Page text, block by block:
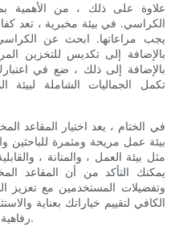
علاوة على ذلك ، من الأهمية
الكراسي. في بيئة مخبرية ، تعد
يجب مراعاتها. ابحث عن
بالإضافة إلى تكديس للتخزين
بالإضافة إلى ذلك ، ضع في
تكمل الجماليات الشاملة لبيئة
في الختام ، يعد اختيار المقاعد
بيئة عمل مريحة ومثمرة للباحثين
مثل بيئة العمل ، والمتانة ،
يمكنك التأكد من أن المقاعد
وتفضيلات المستخدمين مع تعزيز
الكافي لتقييم خياراتك بعناية
رفاهية وكفاءة موظفي المختبر الخاص بك.